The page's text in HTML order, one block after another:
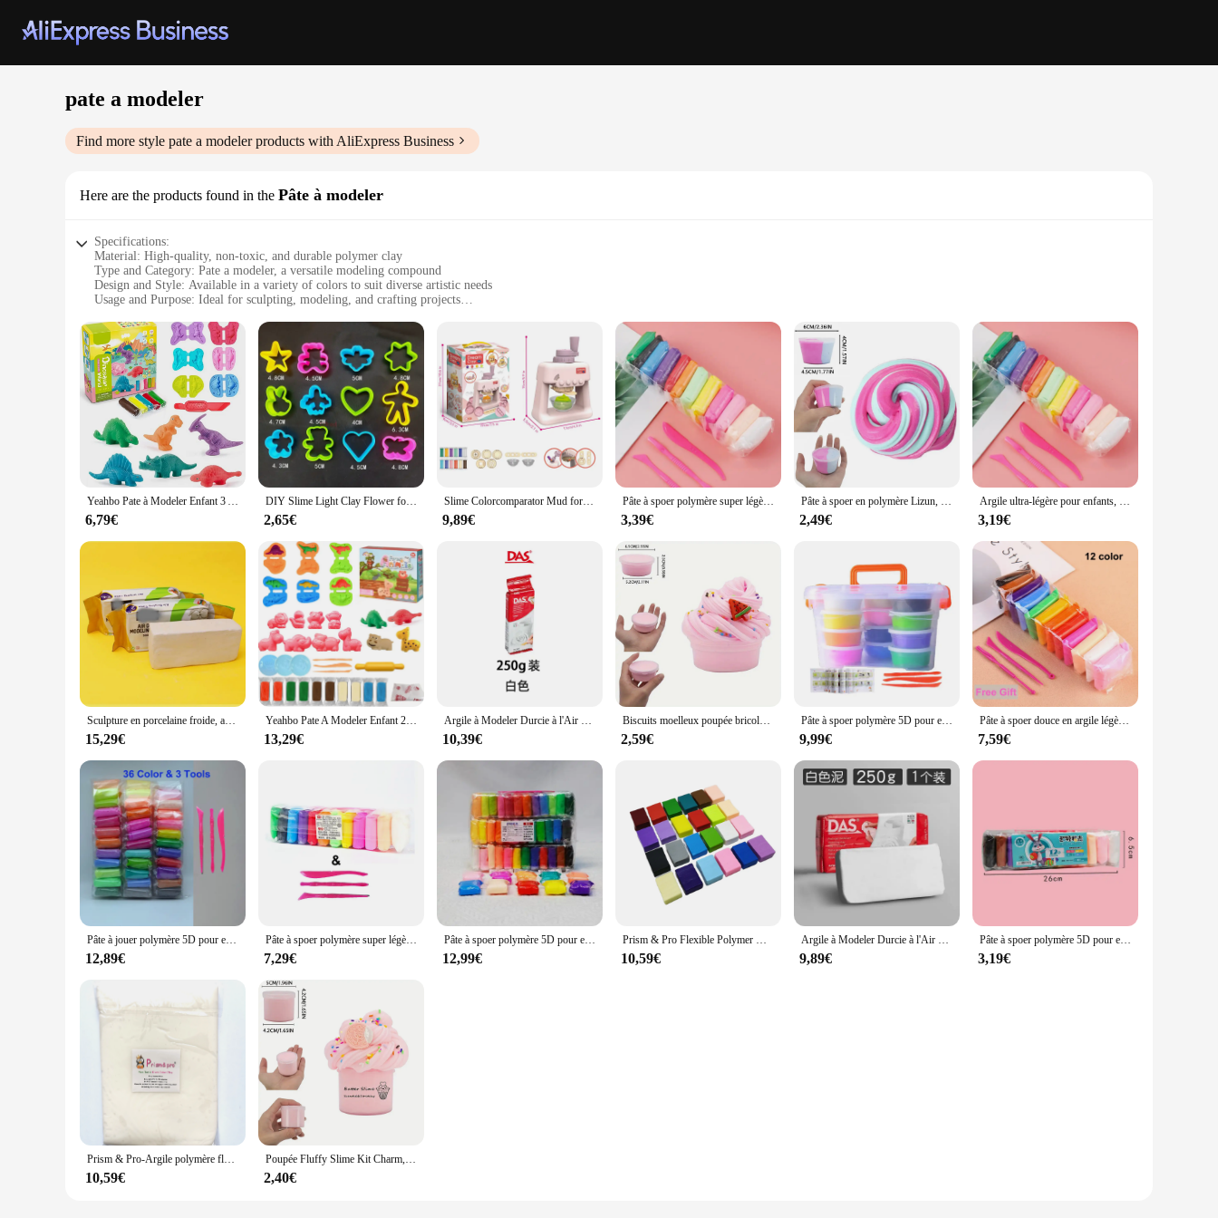
pate a modeler
Find more style pate a modelerproducts with AliExpress Business
Here are the products found in the Pâte à modeler
Specifications:
Material: High-quality, non-toxic, and durable polymer clay
Type and Category: Pate a modeler, a versatile modeling compound
Design and Style: Available in a variety of colors to suit diverse artistic needs
Usage and Purpose: Ideal for sculpting, modeling, and crafting projects
Parts and Accessories: Comes with essential tools for sculpting and modeling
Features:
|Wholesale|
**Unleash Your Creativity**
The pate a modeler is a must-have for artists and hobbyists seeking to bring their imaginative visions to life. This versatile modeling compound is designed to cater to a wide range of creative
endeavors, from intricate figurines to intricate architectural models. Its non-toxic composition ensures a safe environment for both children and adults, making it an excellent choice for educational
settings or family-friendly crafting activities.
**Versatility and Ease of Use**
Whether you're a professional sculptor or a beginner exploring the art of modeling, the pate a modeler's ease of use is unparalleled. The clay's pliable nature allows for intricate detailing, while its
portrait or a whimsical landscape.
The pate a modeler is not just a product; it's a tool that adapts to your creative process. It's perfect for use in classrooms, workshops, or at home, and its performance is consistent across various
scenarios. Whether you're crafting small figurines or large-scale models, the pate a modeler sets the stage for your artistic expression. Its performance and property make it an indispensable tool for
artists and hobbyists alike, ensuring that your creations are not only beautiful but also long-lasting.
Yeahbo Pate à Modeler Enfant 3 Ans, Pâte à Modeler Accessoire avec 6 Outils de Modélisation, Pate Polymere Dinosaure Jouet Enfant 4 5 Ans Fille Garçon
6,79€
DIY Slime Light Clay Flower for Children, Animal Letter and Number Modl Tool, Addicted ticine marijuana ing, Plastic Sculpture, Play Pâte Toy for peuv
2,65€
Slime Colorcomparator Mud for Children, Pâte à fumer, Pâte à spoer, Argile à fumer, Jouets créatifs pour enfants
9,89€
Pâte à spoer polymère super légère, 36 documents, sèche à l'air, avec 3 outils, douce et créative, jouets de bricolage pour enfants, cadeaux
3,39€
Pâte à spoer en polymère Lizun, jouets moelleux, fournitures de slime, argile molle bricolage, lumière édictée, ticine, pâte à spoer, breloques, 80ml
2,49€
Argile ultra-légère pour enfants, 36 couleurs, séchage à l'air, magique, marijuana, avec outils, ticine, bricolage, ensembles de pâte à jouer, jouets pour enfants, cadeau d'anniversaire
3,19€
Sculpture en porcelaine froide, argile sèche à l'air, papier doux, plâtre, pierre à modeler, poudre, argile, durcissement à l'air sec, Statue de Sculpture à faire soi-même
15,29€
Yeahbo Pate A Modeler Enfant 2 Ans, Jouet Enfant 3 4 5 Ans Garçon Fille, Cadeau pour Enfants Fille Garçon, Pâte à Modeler avec 14 Outils Dinosaure & Animal, Accessoire Pate A Modeler Montessori
13,29€
Argile à Modeler Durcie à l'Air pour Enfant, Matériel de Bricolage Fait à la Main, Sans Pâtisserie, 250/500g
10,39€
Biscuits moelleux poupée bricolage, faux gâteau super doux, non collant, fournitures de breloques slime, jouets de modélisation de ticine édictés, cadeau d'anniversaire, 2.03oz
2,59€
Pâte à spoer polymère 5D pour enfants, 12/24/36 couleurs, séchage à l'air, ticine, marijuana, jouet pour enfants, cadeaux
9,99€
Pâte à spoer douce en argile légère pour enfants, jouet à spoer, pâte à spoer douce, gomme à main, séchage à l'air, bricolage, cadeaux, 36 documents, ensemble
7,59€
Pâte à jouer polymère 5D pour enfants, 36 couleurs, sec à l'air, édicté, ticine marijuana, argile, jouet, léger, slimes, cadeau
12,89€
Pâte à spoer polymère super légère, 36 documents, sèche à l'air, avec 3 outils, douce et créative, jouets de bricolage pour enfants, cadeaux
7,29€
Pâte à spoer polymère 5D pour enfants, 36 couleurs, séchage à l'air, édicté, ticine, marijuana, argile, jouet, lumière, slime, cadeau
12,99€
Prism & Pro Flexible Polymer Marijuana ing Argile, Four Bake Clay, Learning and TariStaacquering Good, Jewelry, 24 PC/Lot
10,59€
Argile à Modeler Durcie à l'Air pour Enfant, Matériel de Bricolage Fait à la Main, Sans Pâtisserie, 250/500g
9,89€
Pâte à spoer polymère 5D pour enfants, 36 couleurs, séchage à l'air, édicté, ticine, marijuana, argile, jouet, lumière, slime, cadeau
3,19€
Prism & Pro-Argile polymère flexible translucide, Argile polymère transparente, Pâtisserie au four, 210g à 230g
10,59€
Poupée Fluffy Slime Kit Charm, Soft Mastic, DIY Sludge, Birthday Gift Toys, Addicted Ticine, Marijuana Clay, 70ml
2,40€